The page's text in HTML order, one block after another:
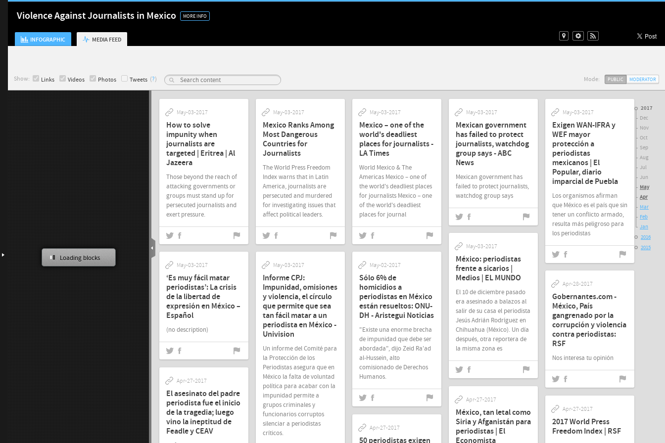
Violence Against Journalists in Mexico MORE INFO
INFOGRAPHIC MEDIA FEED
Show: Links Videos Photos Tweets (?) Mode: PUBLIC MODERATOR
Loading blocks
of crimes against
journalists have gone
unpunished.
May-03-2017
How to solve
impunity when
journalists are
targeted | Eritrea | Al
Jazeera
Those beyond the reach of
attacking governments or
groups must stand up for
persecuted journalists and
exert pressure.
May-03-2017
Mexico Ranks Among
Most Dangerous
Countries for
Journalists
The World Press Freedom
Index warns that in Latin
America, journalists are
persecuted and murdered
for investigating issues that
affect political leaders.
May-03-2017
Mexico – one of the
world's deadliest
places for journalists -
LA Times
World Mexico & The
Americas Mexico – one of
the world's deadliest places
for journalists Mexico – one
of the world's deadliest
places for journal
May-03-2017
Mexican government
has failed to protect
journalists, watchdog
group says - ABC
News
Mexican government has
failed to protect journalists,
watchdog group says
May-03-2017
Exigen WAN-IFRA y
WEF mayor
protección a
periodistas
mexicanos | El
Popular, diario
imparcial de Puebla
Los organismos afirman
que México es el país que sin
tener un conflicto armado,
resulta más peligroso para
los periodistas
May-03-2017
México: periodistas
frente a sicarios |
Medios | EL MUNDO
El 10 de diciembre pasado
era asesinado a balazos al
salir de su casa el periodista
Jesús Adrián Rodríguez en
Chihuahua (México). Un día
después, otra reportera de
la misma zona es
May-03-2017
‘Es muy fácil matar
periodistas’: La crisis
de la libertad de
expresión en México –
Español
(no description)
May-03-2017
Informe CPJ:
Impunidad, omisiones
y violencia, el círculo
que permite que sea
tan fácil matar a un
periodista en México -
Univision
Un informe del Comité para
la Protección de los
Periodistas asegura que en
México la falta de voluntad
política para acabar con la
impunidad permite a
grupos criminales y
funcionarios corruptos
silenciar a periodistas
críticos.
May-02-2017
Sólo 6% de
homicidios a
periodistas en México
están resueltos: ONU-
DH - Aristegui Noticias
"Existe una enorme brecha
de impunidad que debe ser
abordada", dijo Zeid Ra'ad
al-Hussein, alto
comisionado de Derechos
Humanos.
Apr-28-2017
Gobernantes.com -
México, País
gangrenado por la
corrupción y violencia
contra periodistas:
RSF
Nos interesa tu opinión
Apr-27-2017
El asesinato del padre
periodista fue el inicio
de la tragedia; luego
vino la ineptitud de
Feadle y CEAV
Apr-27-2017
México, tan letal como
Siria y Afganistán para
periodistas | El
Economista
Apr-27-2017
2017 World Press
Freedom Index | RSF
Apr-27-2017
50 periodistas exigen
2017
Dec
Nov
Oct
Sep
Aug
Jul
Jun
May
Apr
Mar
Feb
Jan
2016
2015